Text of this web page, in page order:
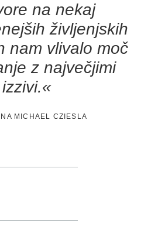
na nekaj
življenjskih
nam vlivalo moč
z največjimi
izzivi.«
MICHAEL CZIESLA